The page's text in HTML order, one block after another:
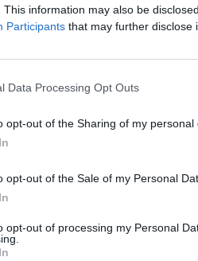
This information may also be
Participants that may further disclose
Data Processing Opt Outs
opt-out of the Sharing of my personal
opt-out of the Sale of my Personal
opt-out of processing my Personal
Eurolyga Žalgiris
liko
Plinta audros vaizdai iš